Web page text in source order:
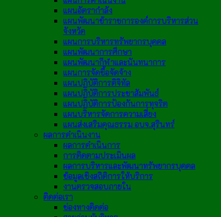
แผนอัตรากำลัง
แผนพัฒนาข้าราชการองค์การบริหารส่วน
จังหวัด
แผนการบริหารทรัพยากรบุคคล
แผนพัฒนาการศึกษา
แผนพัฒนากีฬาและนันทนาการ
แผนการจัดซื้อจัดจ้าง
แผนปฏิบัติการดิจิทัล
แผนปฏิบัติการประชาสัมพันธ์
แผนปฏิบัติการป้องกันการทุจริต
แผนบริหารจัดการความเสี่ยง
แผนส่งเสริมคุณธรรม อบจ.สุรินทร์
ผลการดำเนินงาน
ผลการดำเนินการ
การติดตามประเมินผล
ผลการบริหารและพัฒนาทรัพยากรบุคคล
ข้อมูลเชิงสถิติการให้บริการ
งานตรวจสอบภายใน
ติดต่อเรา
ช่องทางติดต่อ